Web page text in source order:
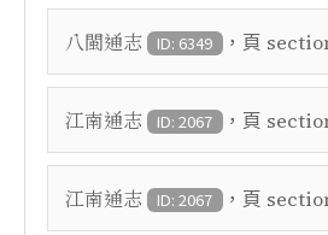
八閩通志 ID: 6349 ，頁
江南通志 ID: 2067 ，頁
江南通志 ID: 2067 ，頁